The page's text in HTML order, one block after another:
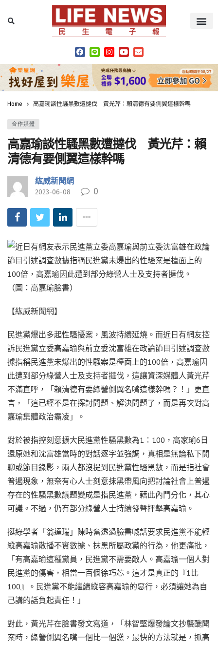
Home 高嘉瑜談性騷黑數遭撻伐 黃光芹：賴清德有要側翼這樣幹嗎
合作媒體
高嘉瑜談性騷黑數遭撻伐 黃光芹：賴
清德有要側翼這樣幹嗎
紘威新聞網
2023-06-08 0
【紘威新聞網】
民進黨爆出多起性騷擾案，風波持續延燒。而近日有網友控
訴民進黨立委高嘉瑜與前立委沈富雄在政論節目引述調查數
據指稱民進黨未爆出的性騷案是檯面上的100倍，高嘉瑜因
此遭到部分綠營人士及支持者撻伐，這讓資深媒體人黃光芹
不滿直呼，「賴清德有要綠營側翼名嘴這樣幹嗎？！」更直
言，「這已經不是在探討問題、解決問題了，而是再次對高
嘉瑜集體政治霸凌」。
對於被指控刻意擴大民進黨性騷黑數為1：100，高家瑜6日
還原她和沈富雄當時的對話逐字並強調，真相是無論私下閒
聊或節目錄影，兩人都沒提到民進黨性騷黑數，而是指社會
普遍現象，無奈有心人士刻意抹黑帶風向把討論社會上普遍
存在的性騷黑數議題變成是指民進黨，藉此內鬥分化，其心
可議。不過，仍有部分綠營人士持續發聲抨擊高嘉瑜。
挺綠學者「翁達瑞」陳時奮透過臉書喊話要求民進黨不能輕
縱高嘉瑜散播不實數據、抹黑所屬政黨的行為，他更痛批，
「有高嘉瑜這種黨員，民進黨不需要敵人。高嘉瑜一個人對
民進黨的傷害，相當一百個徐巧芯。這才是真正的『1比
100』。民進黨不能繼續縱容高嘉瑜的惡行，必須讓她為自
己講的話負起責任！」
對此，黃光芹在臉書發文寫道，「林智堅爆發論文抄襲醜聞
案時，綠營側翼名嘴一個比一個慫，最快的方法就是，抓高